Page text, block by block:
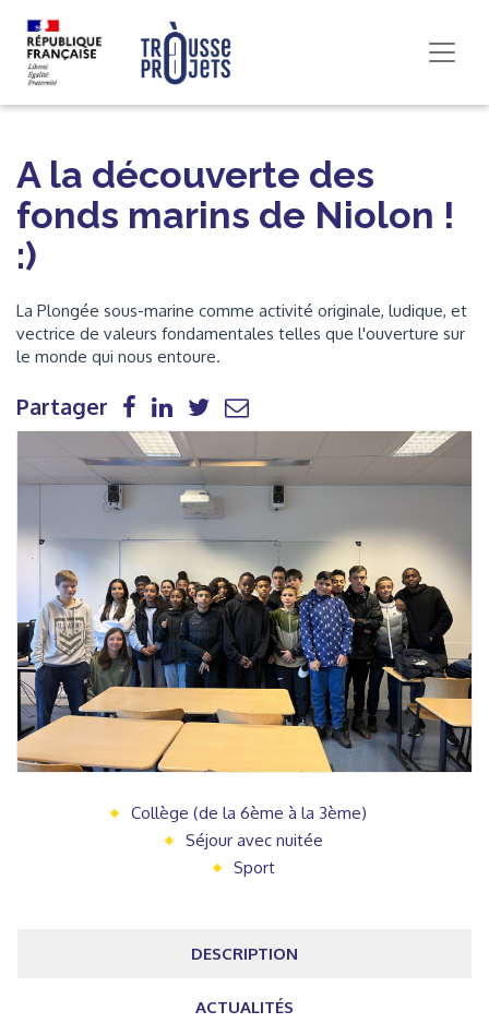
A la découverte des
fonds marins de Niolon !
:)
La Plongée sous-marine comme activité originale, ludique, et
vectrice de valeurs fondamentales telles que l'ouverture sur
le monde qui nous entoure.
Partager
Collège (de la 6ème à la 3ème)
Séjour avec nuitée
Sport
DESCRIPTION
ACTUALITÉS